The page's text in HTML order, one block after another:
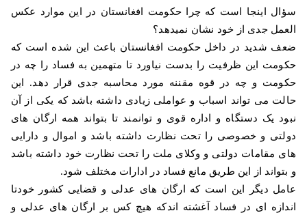
سؤال اینجا است كه چرا حكومت افغانستان در این موارد عكس
العمل جدی از خود نشان نمیدهد؟
ضعف شدید در داخل حكومت افغانستان باعث این شده است كه
حكومت این ظرفیت را بدست نیاورد تا متهمین به فساد را چه در
حكومت و چه در قوه مقننه مورد محاسبه جدی قرار دهد. این
حالت می تواند اسباب و عواملی زیادی داشته باشد که یکی از آن
نبود یک دستگاه و اداره قوی و توانمند تا بتواند همه ارگان های
دولتی و خصوصی را تحت نظارت داشته باشد و اموال و دارایی
های مقامات دولتی و وکلای ملت را تحت نظارت خود داشته باشد
و بتواند از این طریق مانع فساد در ادارات مختلف شود.
عامل دیگر این است که ارگان های عدلی و قضایی كشور خودتا
اندازه ای در فساد آغشته اندكه هیچ کس بر ارگان های عدلی و